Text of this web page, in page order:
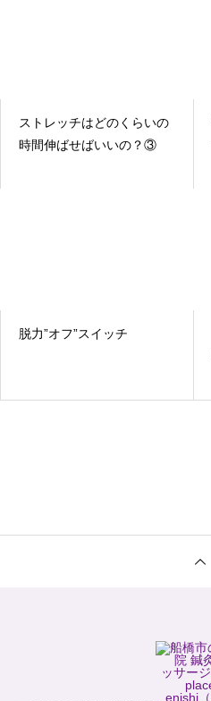
ストレッチはどのくらいの
時間伸ばせばいいの？③
脱力”オフ”スイッチ